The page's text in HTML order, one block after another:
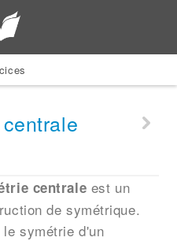
centrale est un
de symétrique.
symétrie d'un